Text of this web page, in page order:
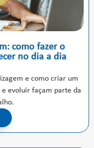
como fazer o
no dia a dia
e como criar um
evoluir façam parte da